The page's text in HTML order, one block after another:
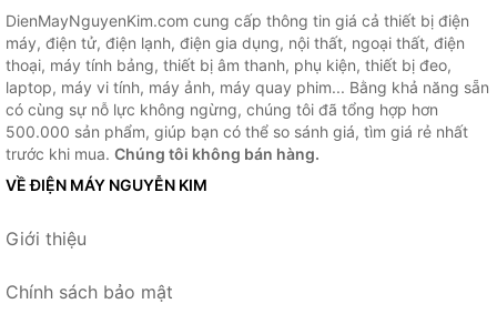
DienMayNguyenKim.com cung cấp thông tin giá cả thiết bị điện
máy, điện tử, điện lạnh, điện gia dụng, nội thất, ngoại thất, điện
thoại, máy tính bảng, thiết bị âm thanh, phụ kiện, thiết bị đeo,
laptop, máy vi tính, máy ảnh, máy quay phim... Bằng khả năng sẵn
có cùng sự nỗ lực không ngừng, chúng tôi đã tổng hợp hơn
500.000 sản phẩm, giúp bạn có thể so sánh giá, tìm giá rẻ nhất
trước khi mua. Chúng tôi không bán hàng.
VỀ ĐIỆN MÁY NGUYỄN KIM
Giới thiệu
Chính sách bảo mật